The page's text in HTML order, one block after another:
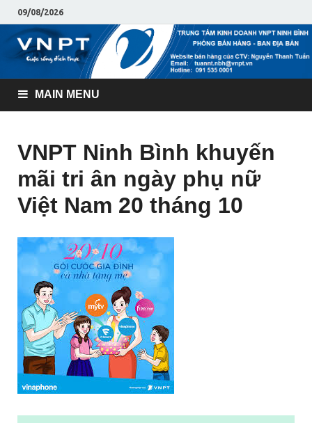
09/08/2026
MAIN MENU
VNPT Ninh Bình khuyến
mãi tri ân ngày phụ nữ
Việt Nam 20 tháng 10